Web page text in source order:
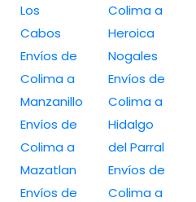
Los
Cabos
Envíos de
Colima a
Manzanillo
Envíos de
Colima a
Mazatlan
Envíos de
Colima a
Heroica
Nogales
Envíos de
Colima a
Hidalgo
del Parral
Envíos de
Colima a